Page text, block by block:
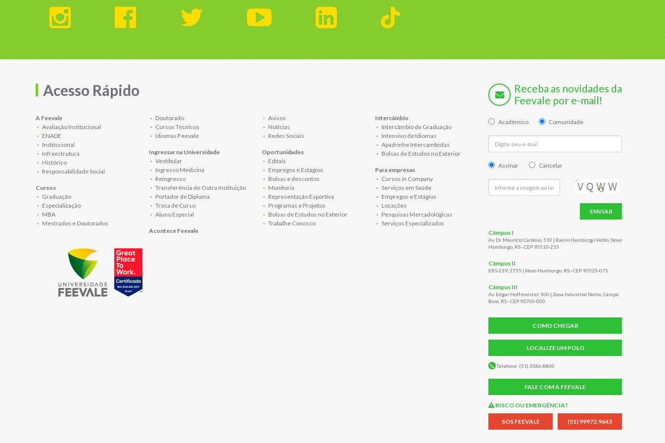
Acesso Rápido
A Feevale
Avaliação Institucional
ENADE
Institucional
Infraestrutura
Histórico
Responsabilidade Social
Cursos
Graduação
Especialização
MBA
Mestrados e Doutorados
Doutorado
Cursos Técnicos
Idiomas Feevale
Ingressar na Universidade
Vestibular
Ingresso Medicina
Reingresso
Transferência de Outra Instituição
Portador de Diploma
Troca de Curso
Aluno Especial
Acontece Feevale
Avisos
Notícias
Redes Sociais
Oportunidades
Editais
Empregos e Estágios
Bolsas e descontos
Monitoria
Representação Esportiva
Programas e Projetos
Bolsas de Estudos no Exterior
Trabalhe Conosco
Intercâmbio
Intercâmbio de Graduação
Intensivo de Idiomas
Apadrinhe Intercambistas
Bolsas de Estudos no Exterior
Para empresas
Cursos in Company
Serviços em Saúde
Empregos e Estágios
Locações
Pesquisas Mercadológicas
Serviços Especializados
Receba as novidades da
Feevale por e-mail!
Acadêmico Comunidade
Assinar Cancelar
ENVIAR
Câmpus I
Av. Dr. Maurício Cardoso, 510 | Bairro Hamburgo Velho, Novo
Hamburgo, RS - CEP 93510-235
Câmpus II
ERS-239, 2755 | Novo Hamburgo, RS - CEP 93525-075
Câmpus III
Av. Edgar Hoffmeister, 500 | Zona Industrial Norte, Campo
Bom, RS - CEP 93700-000
COMO CHEGAR
LOCALIZE UM POLO
Telefone: (51) 3586-8800
FALE COM A FEEVALE
RISCO OU EMERGÊNCIA?
SOS FEEVALE (51) 99972.9643